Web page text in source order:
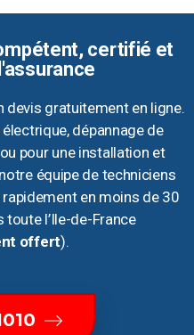
certifié et
devis gratuitement en ligne.
dépannage de
pour une installation et
équipe de techniciens
en moins de 30
l’Ile-de-France
offert).